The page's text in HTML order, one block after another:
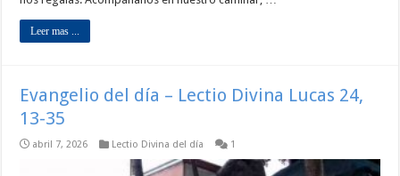
Leer mas ...
Evangelio del día – Lectio Divina Lucas 24,
13-35
abril 7, 2026 Lectio Divina del día 1